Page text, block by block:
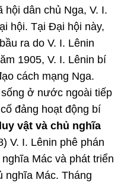
dân chủ Nga, V. I.
hội. Tại Đại hội này,
ra do V. I. Lênin
1905, V. I. Lênin bí
cách mạng Nga.
ở nước ngoài tiếp
đảng hoạt động bí
vật và chủ nghĩa
V. I. Lênin phê phán
Mác và phát triển
nghĩa Mác. Tháng